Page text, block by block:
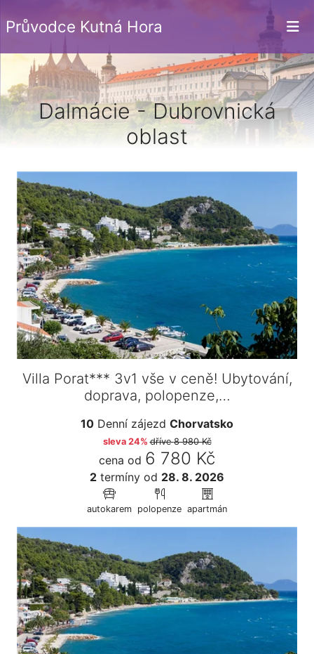
Průvodce Kutná Hora
Dalmácie - Dubrovnická
oblast
Villa Porat*** 3v1 vše v ceně! Ubytování,
doprava, polopenze,…
10 Denní zájezd Chorvatsko
sleva 24% dříve8 980 Kč
cena od 6 780 Kč
2 termíny od 28. 8. 2026
autokarem polopenze apartmán